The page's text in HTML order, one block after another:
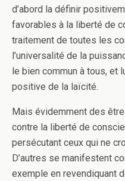
d’abord la définir
favorables à la liberté de
traitement de toutes les
l’universalité de la
le bien commun à tous, et
positive de la laïcité.
Mais évidemment des
contre la liberté de
persécutant ceux qui ne
D’autres se manifestent
exemple en revendiquant